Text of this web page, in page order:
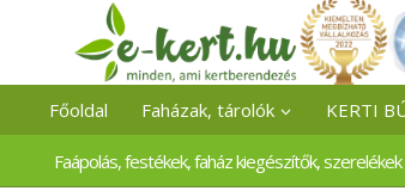
content
Főoldal Faházak, tárolók KERTI
Faápolás, festékek, faház kiegészítők, szerelékek